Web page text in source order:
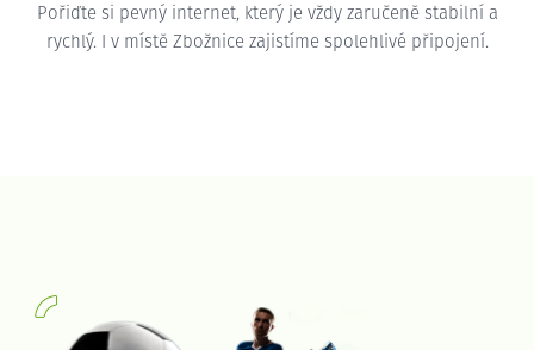
Pořiďte si pevný internet, který je vždy zaručeně stabilní a
rychlý. I v místě Zbožnice zajistíme spolehlivé připojení.